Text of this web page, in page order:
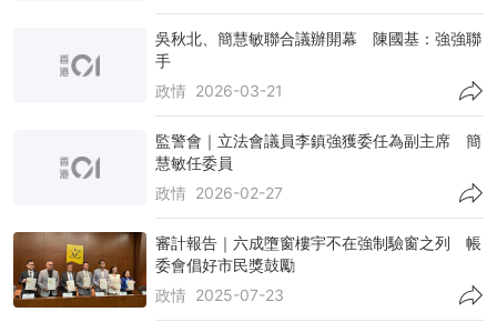
吳秋北、簡慧敏聯合議辦開幕 陳國基：強強聯
手
政情 2026-03-21
監警會｜立法會議員李鎮強獲委任為副主席 簡
慧敏任委員
政情 2026-02-27
審計報告｜六成墮窗樓宇不在強制驗窗之列 帳
委會倡好市民獎鼓勵
政情 2025-07-23